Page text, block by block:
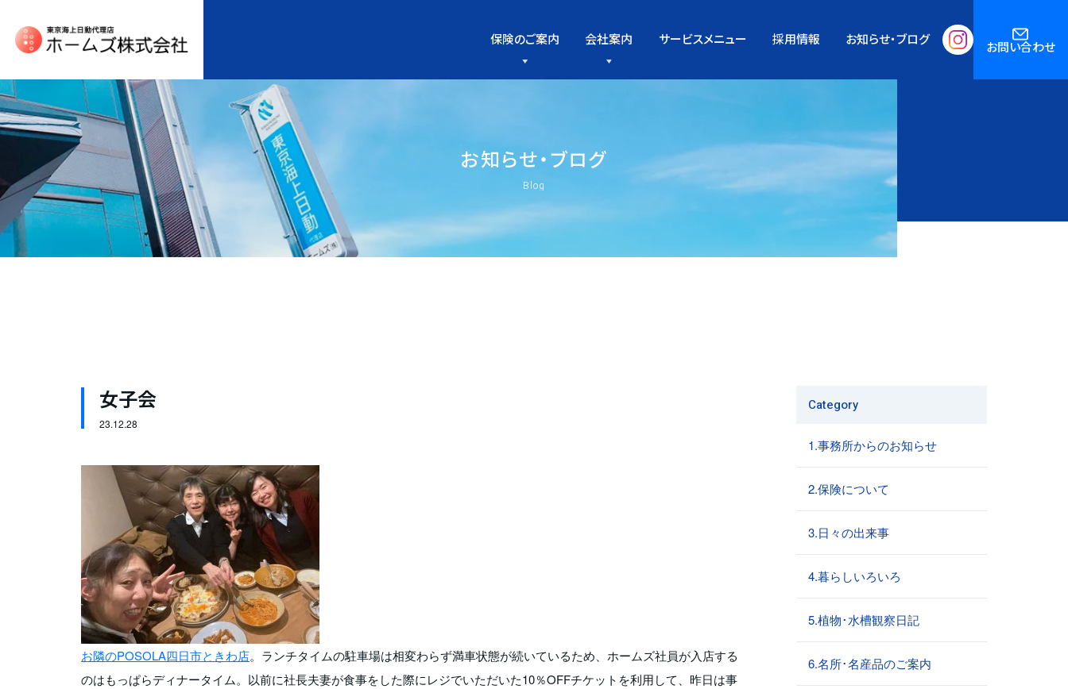
保険のご案内 会社案内 サービスメニュー 採用情報 お知らせ・ブログ お問い合わせ
お知らせ・ブログ
Blog
女子会
23.12.28
お隣のPOSOLA四日市ときわ店。ランチタイムの駐車場は相変わらず満車状態が続いているため、ホームズ社員が入店する
のはもっぱらディナータイム。以前に社長夫妻が食事をした際にレジでいただいた10％OFFチケットを利用して、昨日は事
Category
1.事務所からのお知らせ
2.保険について
3.日々の出来事
4.暮らしいろいろ
5.植物･水槽観察日記
6.名所･名産品のご案内